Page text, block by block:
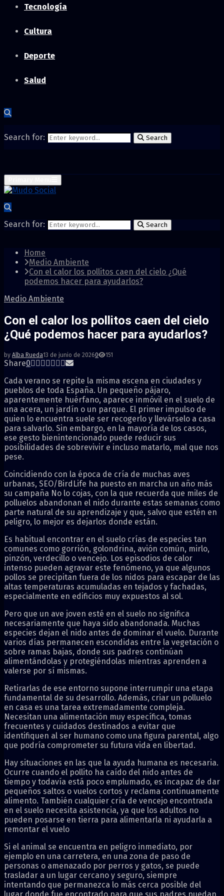
Tecnología
Cultura
Deporte
Salud
Search for: Search
Search for: Search
Home
Medio Ambiente
Con el calor los pollitos caen del cielo ¿Qué
podemos hacer para ayudarlos?
Medio Ambiente
Con el calor los pollitos caen del cielo
¿Qué podemos hacer para ayudarlos?
by Alba Rueda13 de junio de 20260 151
Share0
Cada verano se repite la misma escena en ciudades y
pueblos de toda España. Un pequeño pájaro,
aparentemente huérfano, aparece inmóvil en el suelo de
una acera, un jardín o un parque. El primer impulso de
quien lo encuentra suele ser recogerlo y llevárselo a casa
para salvarlo. Sin embargo, en la mayoría de los casos,
ese gesto bienintencionado puede reducir sus
posibilidades de sobrevivir e incluso matarlo, mal que nos
pese.
Coincidiendo con la época de cría de muchas aves
urbanas, SEO/BirdLife ha puesto en marcha un año más
su campaña No lo cojas, con la que recuerda que miles de
polluelos abandonan el nido durante estas semanas como
parte natural de su aprendizaje y que, salvo que estén en
peligro, lo mejor es dejarlos donde están.
Es habitual encontrar en el suelo crías de especies tan
comunes como gorrión, golondrina, avión común, mirlo,
pinzón, verdecillo o vencejo. Los episodios de calor
intenso pueden agravar este fenómeno, ya que algunos
pollos se precipitan fuera de los nidos para escapar de las
altas temperaturas acumuladas en tejados y fachadas,
especialmente en edificios muy expuestos al sol.
Pero que un ave joven esté en el suelo no significa
necesariamente que haya sido abandonada. Muchas
especies dejan el nido antes de dominar el vuelo. Durante
varios días permanecen escondidas entre la vegetación o
sobre ramas bajas, donde sus padres continúan
alimentándolas y protegiéndolas mientras aprenden a
valerse por sí mismas.
Retirarlas de ese entorno supone interrumpir una etapa
fundamental de su desarrollo. Además, criar un polluelo
en casa es una tarea extremadamente compleja.
Necesitan una alimentación muy específica, tomas
frecuentes y cuidados destinados a evitar que
identifiquen al ser humano como una figura parental, algo
que podría comprometer su futura vida en libertad.
Hay situaciones en las que la ayuda humana es necesaria.
Ocurre cuando el pollito ha caído del nido antes de
tiempo y todavía está poco emplumado, es incapaz de dar
pequeños saltos o vuelos cortos y reclama continuamente
alimento. También cualquier cría de vencejo encontrada
en el suelo necesita asistencia, ya que los adultos no
pueden posarse en tierra para alimentarla ni ayudarla a
remontar el vuelo
Si el animal se encuentra en peligro inmediato, por
ejemplo en una carretera, en una zona de paso de
personas o amenazado por perros y gatos, se puede
trasladar a un lugar cercano y seguro, siempre
intentando que permanezca lo más cerca posible del